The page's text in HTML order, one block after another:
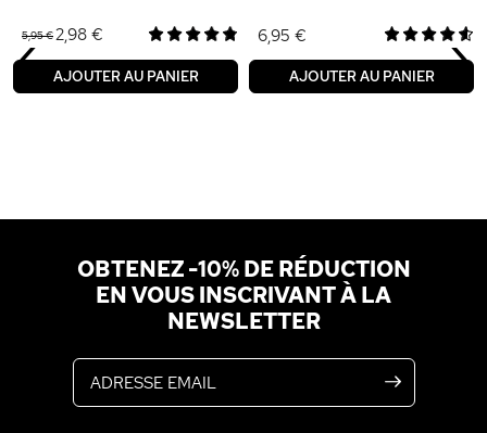
5,95 €2,98 €
AJOUTER AU PANIER
6,95 €
AJOUTER AU PANIER
‹ ›
OBTENEZ -10% DE RÉDUCTION
EN VOUS INSCRIVANT À LA
NEWSLETTER